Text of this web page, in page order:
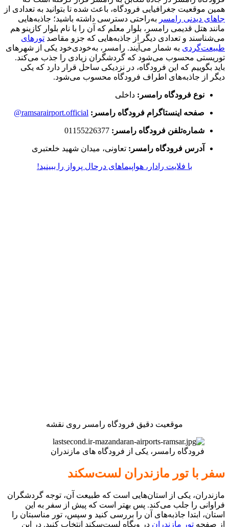
همین موقعیت جغرافیایی فرودگاه، باعث شده تا بتوانید به تعدادی از
جاهای دیدنی رامسر به‌راحتی دسترسی داشته باشید؛ جاذبه‌هایی
مانند هتل قدیمی رامسر، بلوار معلم که آن را با نام بلوار کازینو هم
می‌شناسند و تعدادی دیگر از جاذبه‌هایی که جزو مقاصد تورهای
طبیعت‌گردی به شمار می‌آیند. رامسر، به‌خودی‌خود یکی از شهرهای
توریستی محسوب می‌شود که گردشگران زیادی را جذب می‌کند.
باید بگوییم که این فرودگاه، در نزدیکی ساحل قرار دارد که یکی
دیگر از جاذبه‌های اطراف فرودگاه محسوب می‌شود.
نوع فرودگاه رامسر: داخلی
صفحه اینستاگرام فرودگاه رامسر: ramsarairport.official@
شماره‌تلفن فرودگاه رامسر:
آدرس فرودگاه رامسر: تعاونی، میدان شهید خلعتبری
با فلایت رادار، هواپیماهای درحال پرواز را ببینید!
موقعیت دقیق فرودگاه رامسر روی نقشه
فرودگاه رامسر، یکی از فرودگاه های مازندران
سفر با تور مازندران لست‌سکند
مازندران، یکی از استان‌هایی است که طبیعت آن، توجه گردشگران
فراوانی را جلب می‌کند. پس بهتر است که پیش از سفر به این
استان، ابتدا جاذبه‌های آن را بررسی کنید و سپس، تور مناسبتان را
از صفحه تور مازندران در وبگاه لست‌سکند انتخاب کنید. در این